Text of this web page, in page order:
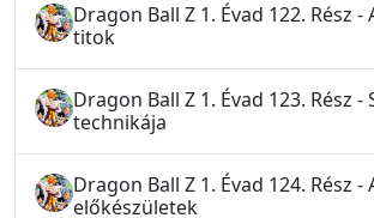
Dragon Ball Z 1. Évad 122. Rész
titok
Dragon Ball Z 1. Évad 123. Rész -
technikája
Dragon Ball Z 1. Évad 124. Rész -
előkészületek